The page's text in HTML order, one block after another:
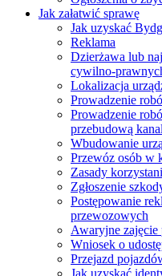
Jak załatwić sprawę
Jak uzyskać
Reklama
Dzierżawa lub
cywilno-
Lokalizacja
Prowadzenie
Prowadzenie
przebudową
Wbudowanie
Przewóz osób w
Zasady
Zgłoszenie
Postępowanie
przewozowych
Awaryjne zajęcie
Wniosek o
Przejazd
Jak uzyskać